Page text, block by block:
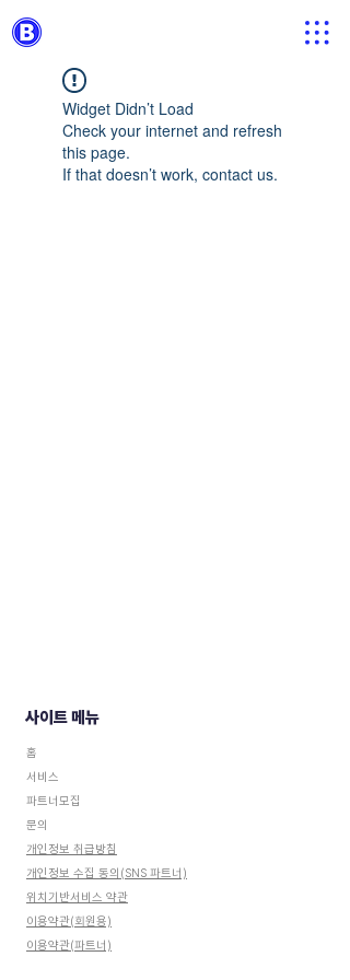
Widget Didn’t Load
Check your internet and refresh
this page.
If that doesn’t work, contact us.
사이트 메뉴
홈
서비스
파트너모집
문의
개인정보 취급방침
​개인정보 수집 동의(SNS 파트너)
​위치기반서비스 약관
이용약관(회원용)
이용약관(파트너)